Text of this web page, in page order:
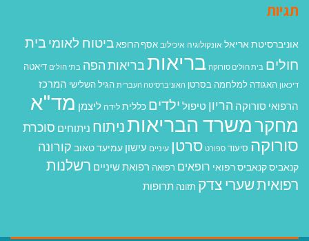
תגיות
אוניברסיטת אריאל אונקולוגיה איכילוב אסף הרופא ביטוח לאומיבית
חולים בית חולים סורוקה בריאותבריאות הפה בתי חולים דיאטה
דיכאון האגודה למלחמה בסרטן האוניברסיטה העברית הגיל השלישי המרכז
הרפואי סורוקה הריון טיפול ילדים כללית לידה ליצמן מד"א
מחקרמשרד הבריאותניתוח ניתוחים סוכרת
סורוקה סיעוד ספורט סרטן עיניים עישון עמיעד טאוב קורונה
קנאביסקנאביס רפואי רופאים רפואה רפואת שיניים רשלנות
רפואיתשערי צדק תזונה תרופות